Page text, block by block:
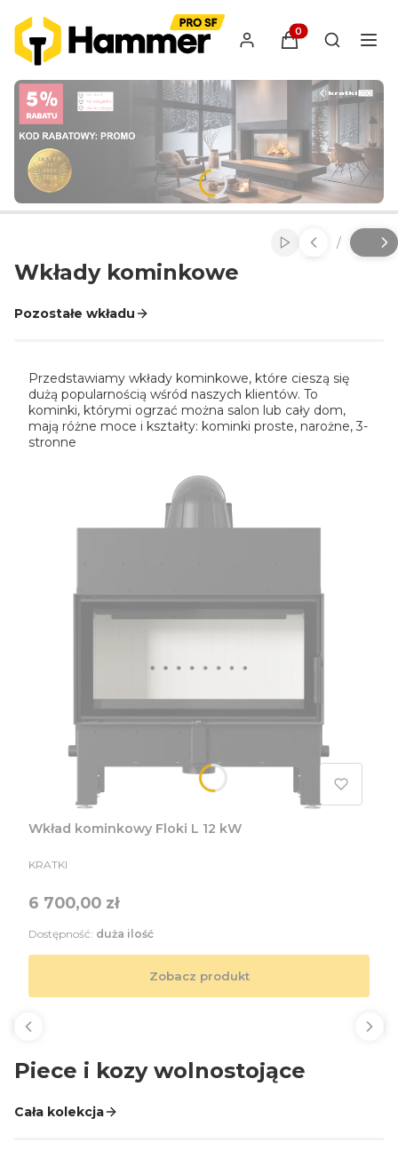
Produkty w
Otwórz
Włącz Slajd
/
z
Wkłady kominkowe
Pozostałe wkładu
Przedstawiamy wkłady kominkowe, które cieszą się
dużą popularnością wśród naszych klientów. To
kominki, którymi ogrzać można salon lub cały dom,
mają różne moce i kształty: kominki proste, narożne, 3-
stronne
Wkład kominkowy Floki L 12 kW
PRODUCENT
KRATKI
Cena
6 700,00 zł
Zobacz produkt
Dostępność: duża ilość
Piece i kozy wolnostojące
Cała kolekcja